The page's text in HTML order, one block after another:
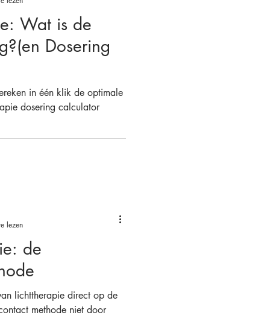
Wat is de
Dosering
in één klik de optimale
dosering calculator
de
lichttherapie direct op de
methode niet door
lezen